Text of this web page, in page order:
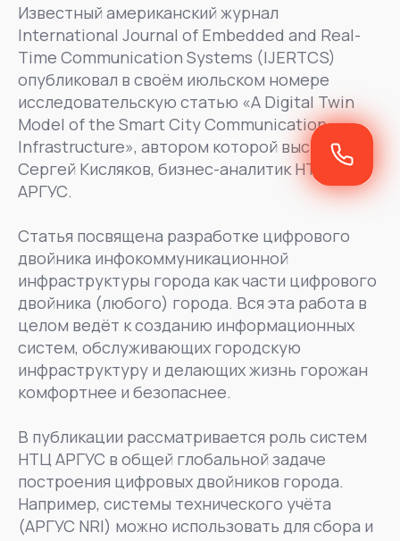
Известный американский журнал
International Journal of Embedded and Real-
Time Communication Systems (IJERTCS)
опубликовал в своём июльском номере
исследовательскую статью «A Digital Twin
Model of the Smart City Communication
Infrastructure», автором которой выступил
Сергей Кисляков, бизнес-аналитик НТЦ
АРГУС.
Статья посвящена разработке цифрового
двойника инфокоммуникационной
инфраструктуры города как части цифрового
двойника (любого) города. Вся эта работа в
целом ведёт к созданию информационных
систем, обслуживающих городскую
инфраструктуру и делающих жизнь горожан
комфортнее и безопаснее.
В публикации рассматривается роль систем
НТЦ АРГУС в общей глобальной задаче
построения цифровых двойников города.
Например, системы технического учёта
(АРГУС NRI) можно использовать для сбора и